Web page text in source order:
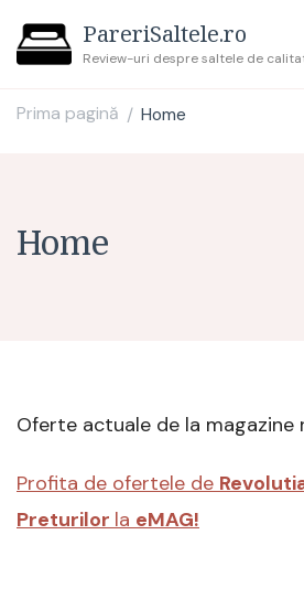
PareriSaltele.ro
Review-uri despre saltele de
Prima pagină / Home
Home
Oferte actuale de la magazine
Profita de ofertele de
Preturilor la eMAG!